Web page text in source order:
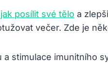
jak posílit své tělo a
večer. Zde je
stimulace imunitního